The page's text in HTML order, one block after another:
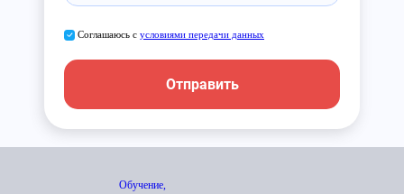
Соглашаюсь с условиями передачи данных
Отправить
Обучение,